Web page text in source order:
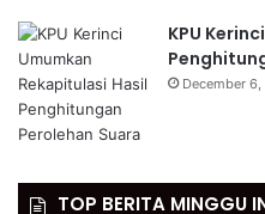
KPU
December
TOP BERITA MINGGU